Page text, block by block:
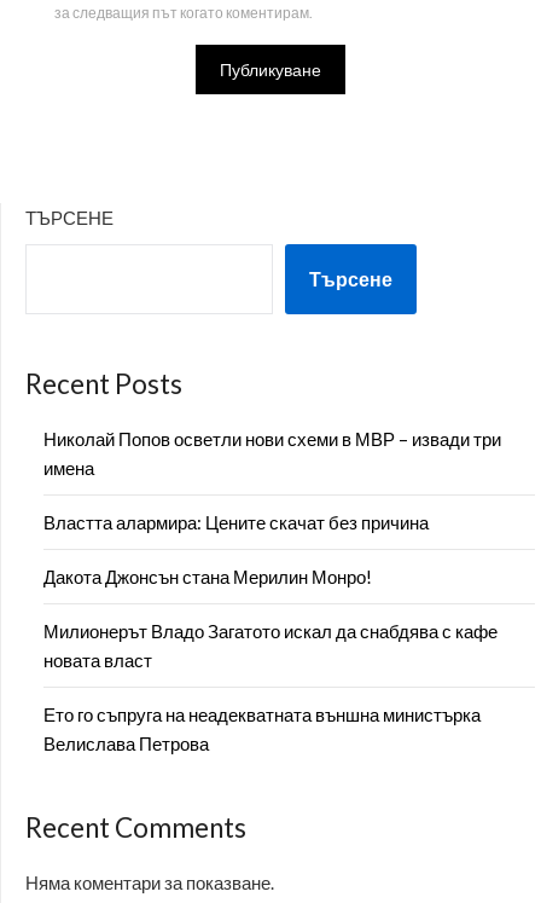
за следващия път когато коментирам.
ТЪРСЕНЕ
Търсене
Recent Posts
Николай Попов осветли нови схеми в МВР – извади три
имена
Властта алармира: Цените скачат без причина
Дакота Джонсън стана Мерилин Монро!
Милионерът Владо Загатото искал да снабдява с кафе
новата власт
Ето го съпруга на неадекватната външна министърка
Велислава Петрова
Recent Comments
Няма коментари за показване.